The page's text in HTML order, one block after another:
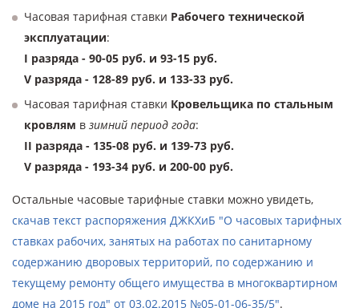
Часовая тарифная ставки Рабочего технической
эксплуатации:
I разряда - 90-05 руб. и 93-15 руб.
V разряда - 128-89 руб. и 133-33 руб.
Часовая тарифная ставки Кровельщика по стальным
кровлям в зимний период года:
II разряда - 135-08 руб. и 139-73 руб.
V разряда - 193-34 руб. и 200-00 руб.
Остальные часовые тарифные ставки можно увидеть,
скачав текст распоряжения ДЖКХиБ "О часовых тарифных
ставках рабочих, занятых на работах по санитарному
содержанию дворовых территорий, по содержанию и
текущему ремонту общего имущества в многоквартирном
доме на 2015 год" от 03.02.2015 №05-01-06-35/5".